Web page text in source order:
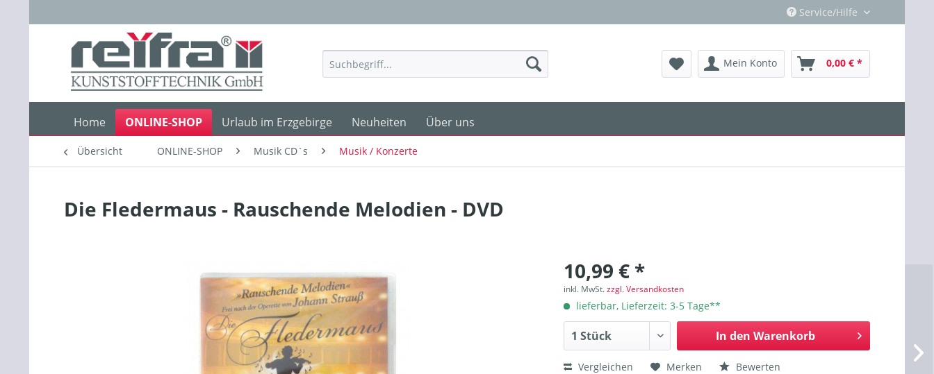
Service/Hilfe
Mein Konto 0,00 € *
Home ONLINE-SHOP Urlaub im Erzgebirge Neuheiten Über uns
Übersicht ONLINE-SHOP Musik CD`s Musik / Konzerte
Die Fledermaus - Rauschende Melodien - DVD
10,99 € *
inkl. MwSt.zzgl. Versandkosten
lieferbar, Lieferzeit: 3-5 Tage**
In den Warenkorb
Vergleichen Merken Bewerten